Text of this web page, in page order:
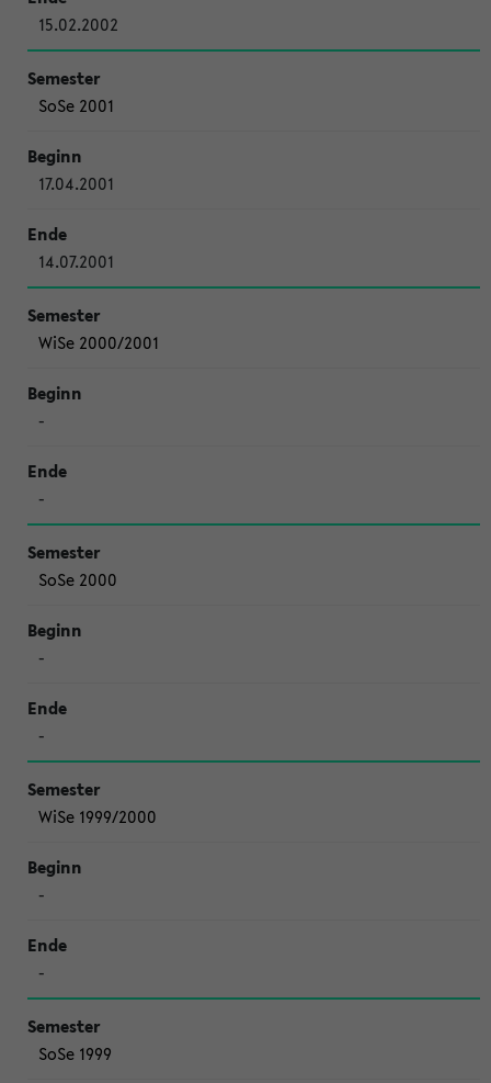
15.02.2002
SoSe 2001
17.04.2001
14.07.2001
WiSe 2000/2001
-
-
SoSe 2000
-
-
WiSe 1999/2000
-
-
SoSe 1999